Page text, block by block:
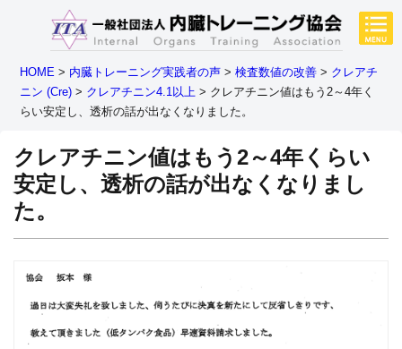
HOME > 内臓トレーニング実践者の声 >検査数値の改善 > クレアチ
ニン (Cre) > クレアチニン4.1以上 > クレアチニン値はもう2～4年く
らい安定し、透析の話が出なくなりました。
クレアチニン値はもう2～4年くらい
安定し、透析の話が出なくなりまし
た。